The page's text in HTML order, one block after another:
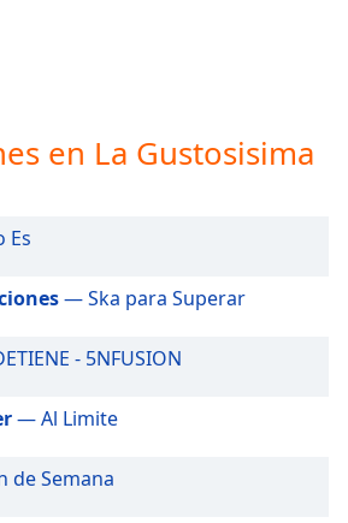
en La Gustosisima
Es
— Ska para Superar
- 5NFUSION
— Al Limite
de Semana